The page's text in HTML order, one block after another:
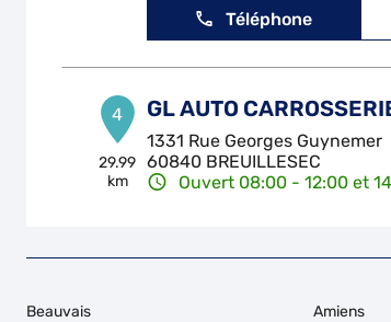
Téléphone
4
29.99
km
GL AUTO
1331 Rue Georges Guynemer
60840 BREUILLESEC
Ouvert 08:00 - 12:00 et
Beauvais Amiens